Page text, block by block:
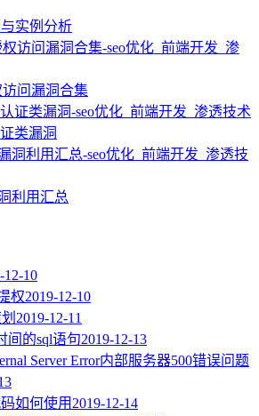
实例分析
问漏洞合集
类漏洞
利用汇总
12-10
权2019-12-10
2019-12-11
间的sql语句2019-12-13
Server Error内部服务器500错误问题
如何使用2019-12-14